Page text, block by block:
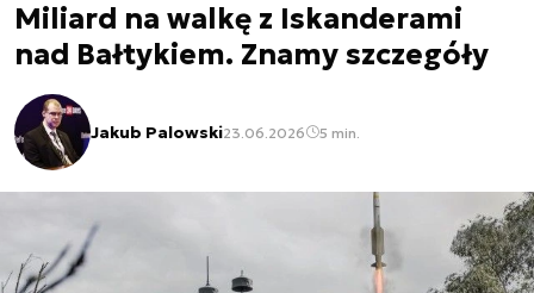
Miliard na walkę z Iskanderami
nad Bałtykiem. Znamy szczegóły
Jakub Palowski23.06.2026 5 min.